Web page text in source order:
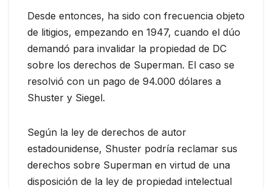
Desde entonces, ha sido con frecuencia objeto
de litigios, empezando en 1947, cuando el dúo
demandó para invalidar la propiedad de DC
sobre los derechos de Superman. El caso se
resolvió con un pago de 94.000 dólares a
Shuster y Siegel.
Según la ley de derechos de autor
estadounidense, Shuster podría reclamar sus
derechos sobre Superman en virtud de una
disposición de la ley de propiedad intelectual